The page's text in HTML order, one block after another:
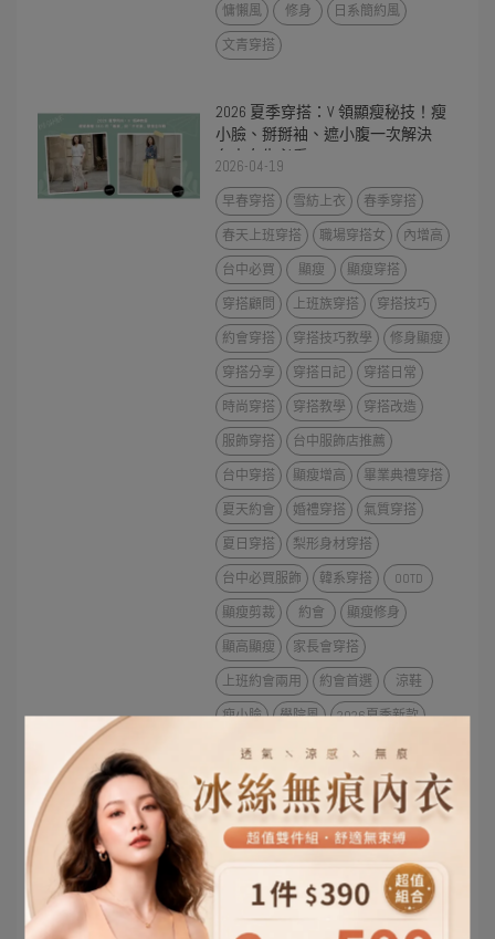
慵懶風
修身
日系簡約風
文青穿搭
2026 夏季穿搭：V 領顯瘦秘技！瘦
小臉、掰掰袖、遮小腹一次解決
台中女生必看
2026-04-19
早春穿搭 雪紡上衣
春季穿搭
春天上班穿搭
職場穿搭女
內增高
台中必買
顯瘦
顯瘦穿搭
穿搭顧問
上班族穿搭
穿搭技巧
約會穿搭
穿搭技巧教學
修身顯瘦
穿搭分享
穿搭日記
穿搭日常
時尚穿搭
穿搭教學
穿搭改造
服飾穿搭
台中服飾店推薦
台中穿搭
顯瘦增高
畢業典禮穿搭
夏天約會
婚禮穿搭
氣質穿搭
夏日穿搭
梨形身材穿搭
台中必買服飾
韓系穿搭
OOTD
顯瘦剪裁
約會
顯瘦修身
顯高顯瘦
家長會穿搭
上班約會兩用
約會首選
涼鞋
瘦小臉
學院風
2026夏季新款
瘦大腿
掰掰袖
v領上衣
情人節穿搭
畢旅穿搭
夏季上衣推薦
手臂粗怎麼穿
【微胖穿搭聖經】不挑身材的「T-
shirt 隱形減重術」：靠 3 招視覺減
重5公斤！